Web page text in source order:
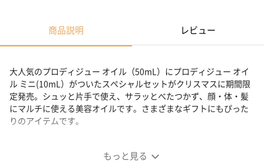
商品説明 レビュー
もっと見る
大人気のプロディジュー オイル（50mL）にプロディジュー オイ
ル ミニ(10mL）がついたスペシャルセットがクリスマスに期間限
定発売。シュッと片手で使え、サラッとべたつかず、顔・体・髪
にマルチに使える美容オイルです。さまざまなギフトにもぴった
りのアイテムです。
プロディジュー スペシャル コフレ